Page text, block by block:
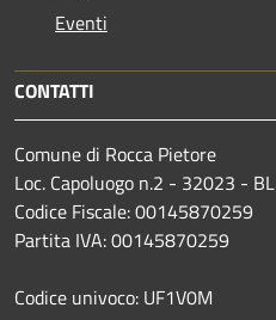
Eventi
CONTATTI
Comune di Rocca Pietore
Loc. Capoluogo n.2 - 32023 - BL
Codice Fiscale: 00145870259
Partita IVA: 00145870259
Codice univoco: UF1V0M